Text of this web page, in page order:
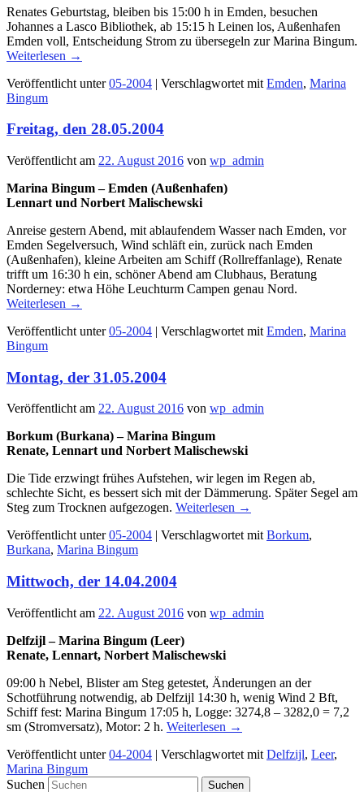
Renates Geburtstag, bleiben bis 15:00 h in Emden, besuchen
Johannes a Lasco Bibliothek, ab 15:15 h Leinen los, Außenhafen
Emden voll, Entscheidung Strom zu übersegeln zur Marina Bingum.
Weiterlesen →
Veröffentlicht unter 05-2004 | Verschlagwortet mit Emden, Marina
Bingum
Freitag, den 28.05.2004
Veröffentlicht am 22. August 2016 von wp_admin
Marina Bingum – Emden (Außenhafen)
Lennart und Norbert Malischewski
Anreise gestern Abend, mit ablaufendem Wasser nach Emden, vor
Emden Segelversuch, Wind schläft ein, zurück nach Emden
(Außenhafen), kleine Arbeiten am Schiff (Rollreffanlage), Renate
trifft um 16:30 h ein, schöner Abend am Clubhaus, Beratung
Norderney: etwa Höhe Leuchturm Campen genau Nord.
Weiterlesen →
Veröffentlicht unter 05-2004 | Verschlagwortet mit Emden, Marina
Bingum
Montag, der 31.05.2004
Veröffentlicht am 22. August 2016 von wp_admin
Borkum (Burkana) – Marina Bingum
Renate, Lennart und Norbert Malischewski
Die Tide erzwingt frühes Aufstehen, wir legen im Regen ab,
schlechte Sicht, es bessert sich mit der Dämmerung. Später Segel am
Steg zum Trocknen aufgezogen. Weiterlesen →
Veröffentlicht unter 05-2004 | Verschlagwortet mit Borkum,
Burkana, Marina Bingum
Mittwoch, der 14.04.2004
Veröffentlicht am 22. August 2016 von wp_admin
Delfzijl – Marina Bingum (Leer)
Renate, Lennart, Norbert Malischewski
09:00 h Nebel, Blister am Steg getestet, Änderungen an der
Schotführung notwendig, ab Delfzijl 14:30 h, wenig Wind 2 Bft,
Schiff fest: Marina Bingum 17:05 h, Logge: 3274,8 – 3282,0 = 7,2
sm (Stromversatz), Motor: 2 h. Weiterlesen →
Veröffentlicht unter 04-2004 | Verschlagwortet mit Delfzijl, Leer,
Marina Bingum
Suchen